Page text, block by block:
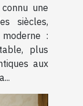
une
siècles,
:
plus
aux